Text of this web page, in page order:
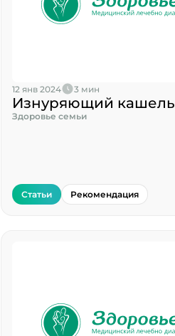
12 янв 2024 3 мин
Изнуряющий кашель
Здоровье семьи
Статьи Рекомендация